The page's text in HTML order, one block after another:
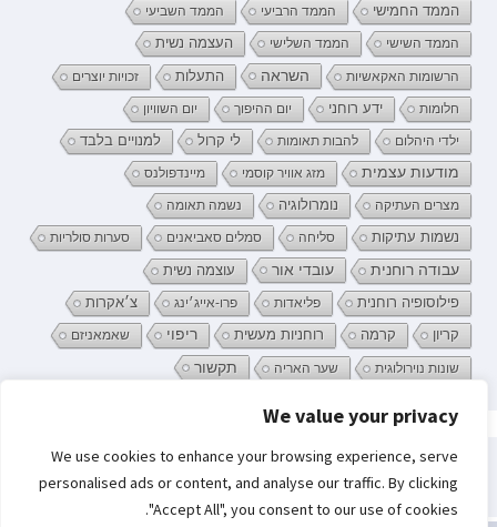
We value your privacy
We use cookies to enhance your browsing experience, serve
personalised ads or content, and analyse our traffic. By clicking
"Accept All", you consent to our use of cookies.
הממד החמישי הממד הרביעי הממד השביעי
הממד השישי הממד השלישי העצמה נשית
הרשומות האקאשיות השראה התעלות זכויות יוצרים
חלומות ידע רוחני יום ההיפוך יום השוויון
ילדי היהלום להבות תאומות לי קרול למנויים בלבד
מודעות עצמית מזג אוויר קוסמי מיינדפולנס
מצרים העתיקה נומרולוגיה נשמה תאומה
נשמות עתיקות סליחה סמלים סאביאנים סערות סולריות
עבודה רוחנית עובדי אור
עוצמה נשית
פילוסופיה רוחנית
פליאדות פרו-אייג׳ינג צ׳אקרות
קריון קרמה רוחניות מעשית ריפוי שאמאניזם
שונות נוירולוגית שער האריה תקשור
מהווה את ההסכמה שלך לשימוש בהם.
לקבלת מידע נוסף, כולל מידע על השליטה בקובצי Cookies, ניתן לעיין בעמוד: